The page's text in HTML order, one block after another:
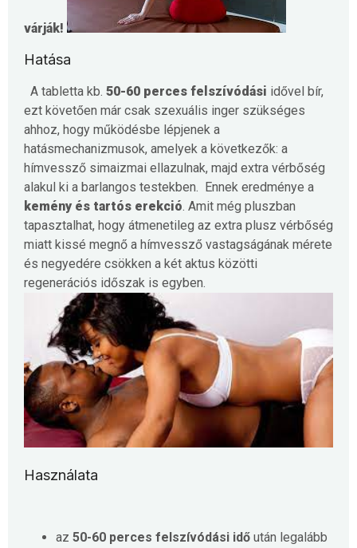
várják!
Hatása
A tabletta kb. 50-60 perces felszívódási idővel bír,
ezt követően már csak szexuális inger szükséges
ahhoz, hogy működésbe lépjenek a
hatásmechanizmusok, amelyek a következők: a
hímvessző simaizmai ellazulnak, majd extra vérbőség
alakul ki a barlangos testekben.
Ennek eredménye a
kemény és tartós erekció. Amit még pluszban
tapasztalhat, hogy átmenetileg az extra plusz vérbőség
miatt kissé megnő a hímvessző vastagságának mérete
és negyedére csökken a két aktus közötti
regenerációs időszak is egyben.
Használata
az 50-60 perces felszívódási idő után legalább